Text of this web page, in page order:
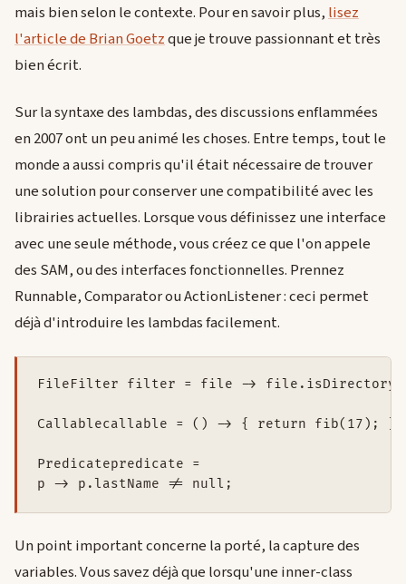
mais bien selon le contexte. Pour en savoir plus,lisez
l'article de Brian Goetzque je trouve passionnant et très
bien écrit.
Sur la syntaxe des lambdas, des discussions enflammées
en 2007 ont un peu animé les choses. Entre temps, tout le
monde a aussi compris qu'il était nécessaire de trouver
une solution pour conserver une compatibilité avec les
librairies actuelles. Lorsque vous définissez une interface
avec une seule méthode, vous créez ce que l'on appele
des SAM, ou des interfaces fonctionnelles. Prennez
Runnable, Comparator ou ActionListener : ceci permet
déjà d'introduire les lambdas facilement.
FileFilter filter = file ->
Callablecallable = () -> { return fib(17); };
Predicatepredicate =
p -> p.lastName != null;
Un point important concerne la porté, la capture des
variables. Vous savez déjà que lorsqu'une inner-class